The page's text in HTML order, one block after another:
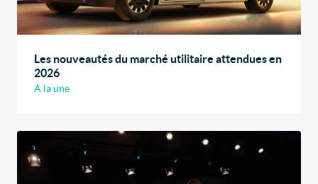
Les nouveautés du marché utilitaire attendues en
2026
A la une